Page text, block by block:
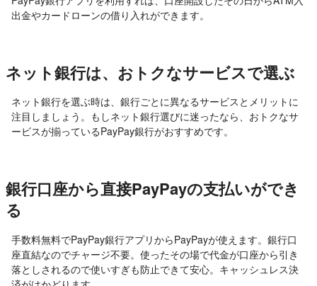
出金やカードローンの借り入れができます。
ネット銀行は、おトクなサービスで選ぶ
ネット銀行を選ぶ時は、銀行ごとに異なるサービスとメリットに
注目しましょう。もしネット銀行選びに迷ったなら、おトクなサ
ービスが揃っているPayPay銀行がおすすめです。
銀行口座から直接PayPayの支払いができ
る
手数料無料でPayPay銀行アプリからPayPayが使えます。銀行口
座直結なのでチャージ不要。使ったその場で代金が口座から引き
落としされるので使いすぎも防止できて安心。キャッシュレス決